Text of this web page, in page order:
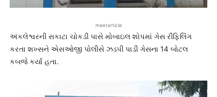
meetarticle
અંકલેશ્વરની સકાટા ચોકડી પાસે મોબાઇલ શોપમાં ગેસ રીફિલિંગ
કરતા શખ્સને એસઓજી પોલીસે ઝડપી પાડી ગેસના 14 બોટલ
કબજે કર્યા હતા.